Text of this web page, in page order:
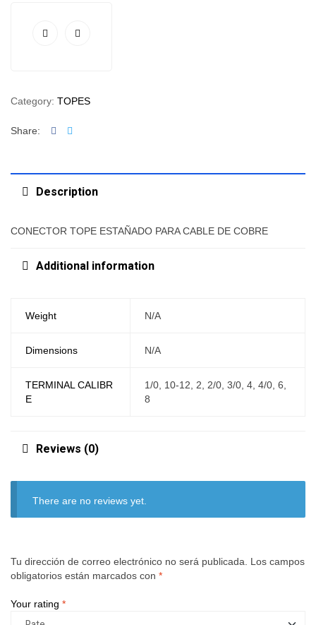
Category: TOPES
Share: Facebook
Description
CONECTOR TOPE ESTAÑADO PARA CABLE DE COBRE
Additional information
Weight N/A
Dimensions N/A
TERMINAL CALIBR
E
1/0, 10-12, 2, 2/0, 3/0, 4, 4/0, 6,
8
Reviews (0)
There are no reviews yet.
Tu dirección de correo electrónico no será publicada.
Los campos
obligatorios están marcados con *
Your rating *